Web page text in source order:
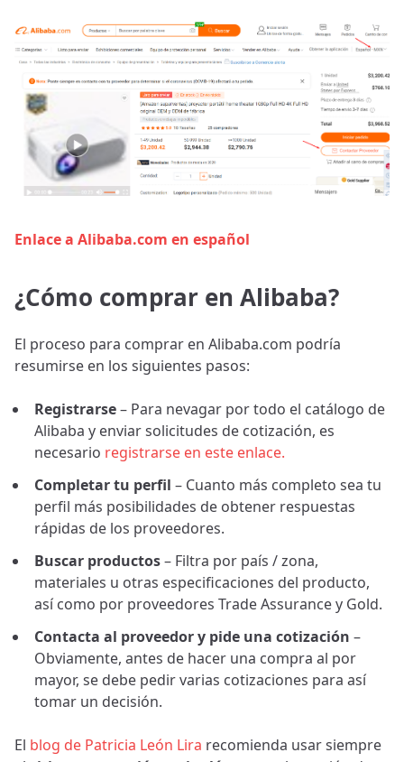
Enlace a Alibaba.com en español
¿Cómo comprar en Alibaba?
El proceso para comprar en Alibaba.com podría
resumirse en los siguientes pasos:
Registrarse– Para nevagar por todo el catálogo de
Alibaba y enviar solicitudes de cotización, es
necesario registrarse en este enlace.
Completar tu perfil – Cuanto más completo sea tu
perfil más posibilidades de obtener respuestas
rápidas de los proveedores.
Buscar productos– Filtra por país / zona,
materiales u otras especificaciones del producto,
así como por proveedores Trade Assurance y Gold.
Contacta al proveedor y pide una cotización –
Obviamente, antes de hacer una compra al por
mayor, se debe pedir varias cotizaciones para así
tomar un decisión.
El blog de Patricia León Lira recomienda usar siempre